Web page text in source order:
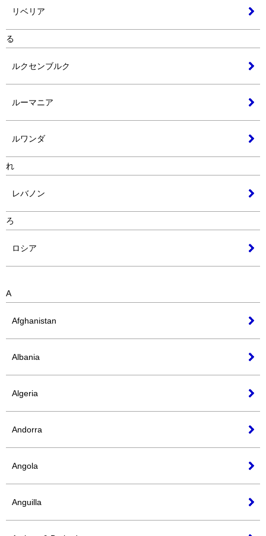
リベリア
る
ルクセンブルク
ルーマニア
ルワンダ
れ
レバノン
ろ
ロシア
A
Afghanistan
Albania
Algeria
Andorra
Angola
Anguilla